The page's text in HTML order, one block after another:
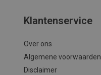
Klantenservice
Over ons
Algemene voorwaarden
Disclaimer